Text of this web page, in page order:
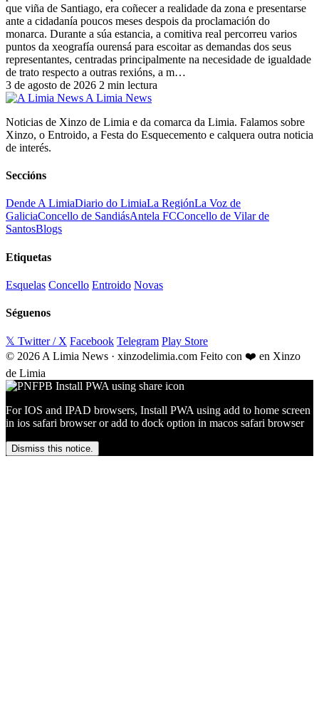
que viña de Santiago, era coñecer a realidade da zona e presentarse
ante a cidadanía poucos meses despois da proclamación do
monarca. Durante a súa estancia, a comitiva real percorreu varios
puntos da xeografía ourensá para escoitar as demandas dos seus
representantes, centradas principalmente na necesidade de igualdade
de trato respecto a outras rexións, a m…
3 de agosto de 2026 2 min lectura
A Limia News
Noticias de Xinzo de Limia e da comarca da Limia. Falamos sobre
Xinzo, o Entroido, a Festa do Esquecemento e calquera outra noticia
de interés.
Seccións
Dende A LimiaDiario do LimiaLa RegiónLa Voz de
GaliciaConcello de SandiásAntela FCConcello de Vilar de
SantosBlogs
Etiquetas
Esquelas Concello Entroido Novas
Séguenos
𝕏 Twitter / X Facebook Telegram Play Store
© 2026 A Limia News · xinzodelimia.com Feito con ❤️ en Xinzo
de Limia
For IOS and IPAD browsers, Install PWA using add to home screen
in ios safari browser or add to dock option in macos safari browser
Dismiss this notice.